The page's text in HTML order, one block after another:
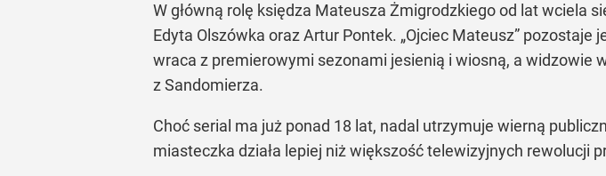
W główną rolę księdza Mateusza Żmigrodzkiego od lat wciela
Edyta Olszówka oraz Artur Pontek. „Ojciec Mateusz”
wraca z premierowymi sezonami jesienią i wiosną, a
z Sandomierza.
Choć serial ma już ponad 18 lat, nadal utrzymuje wierną
miasteczka działa lepiej niż większość telewizyjnych rewolucji